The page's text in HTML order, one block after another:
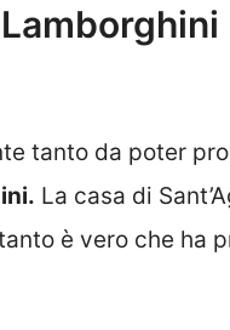
tanto da poter
La casa di
è vero che ha